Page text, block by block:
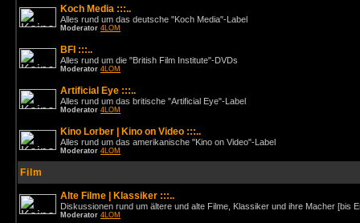
Koch Media :::..
Alles rund um das deutsche "Koch Media"-Label
Moderator 4LOM
BFI :::..
Alles rund um die "British Film Institute"-DVDs
Moderator 4LOM
Artificial Eye :::..
Alles rund um das britische "Artificial Eye"-Label
Moderator 4LOM
Kino Lorber | Kino on Video :::..
Alles rund um das amerikanische "Kino on Video"-Label
Moderator 4LOM
Film
Alte Filme | Klassiker :::..
Diskussionen rund um ältere und alte Filme, Klassiker und ihre Macher [bis
Moderator 4LOM